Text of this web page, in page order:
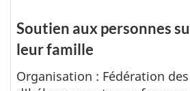
Soutien aux personnes
leur famille
Organisation : Fédération